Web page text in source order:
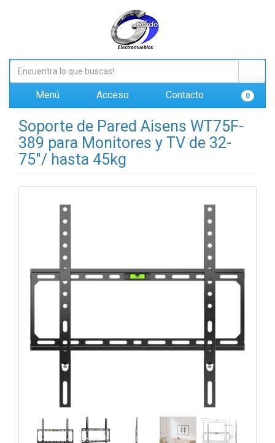
Menú Acceso Contacto 0
Soporte de Pared Aisens WT75F-
389 para Monitores y TV de 32-
75"/ hasta 45kg